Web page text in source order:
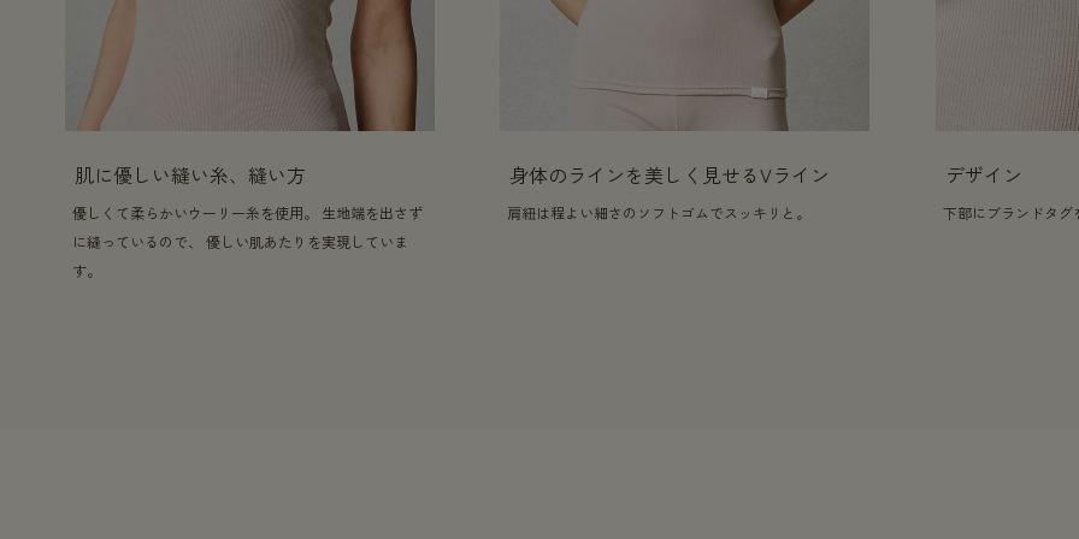
肌に優しい縫い糸、縫い方
優しくて柔らかいウーリー糸を使用。 生地端を出さず
に縫っているので、 優しい肌あたりを実現していま
す。
身体のラインを美しく見せるVライン
肩紐は程よい細さのソフトゴムでスッキリと。
デザイン
下部にブランドタグ